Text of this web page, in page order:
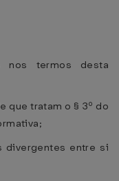
nos termos desta
que tratam o § 3º do
divergentes entre si